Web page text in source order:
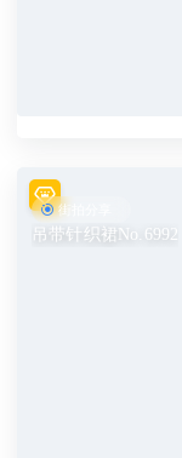
街拍分享
吊带针织裙No.6992